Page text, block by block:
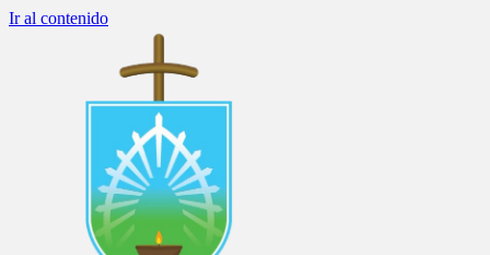
Ir al contenido